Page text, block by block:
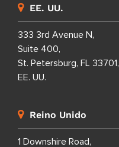
EE. UU.
333 3rd Avenue N,
Suite 400,
St. Petersburg, FL 33701,
EE. UU.
Reino Unido
1 Downshire Road,